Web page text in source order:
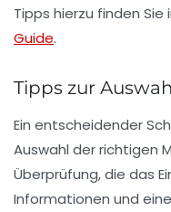
Tipps hierzu finden Sie
Guide.
Tipps zur
Ein entscheidender
Auswahl der richtigen
Überprüfung, die das
Informationen und